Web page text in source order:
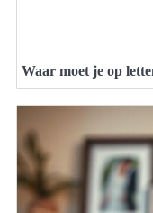
Waar moet je op